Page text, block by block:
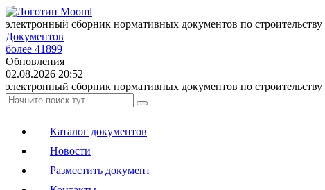
электронный сборник нормативных документов по строительству
Документов
более 41899
Обновления
02.08.2026 20:52
электронный сборник нормативных документов по строительству
Каталог документов
Новости
Разместить документ